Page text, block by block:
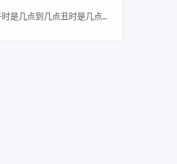
子时是几点(子时是几点到几点丑时是几点到几点)